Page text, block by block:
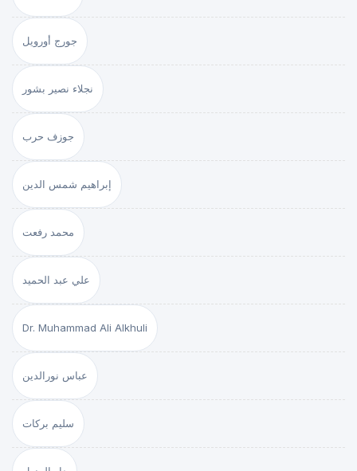
جورج أورويل
نجلاء نصير بشور
جوزف حرب
إبراهيم شمس الدين
محمد رفعت
علي عبد الحميد
Dr. Muhammad Ali Alkhuli
عباس نورالدين
سليم بركات